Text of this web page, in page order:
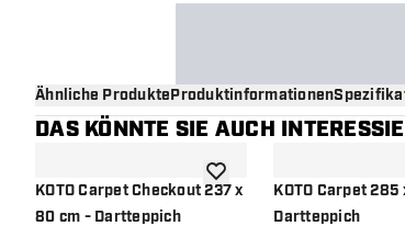
Ähnliche ProdukteProduktinformationen
DAS KÖNNTE SIE AUCH
KOTO Carpet Checkout 237 x
80 cm - Dartteppich
Zur Wunschliste hinzufügen
KOTO Carpet
Dartteppich